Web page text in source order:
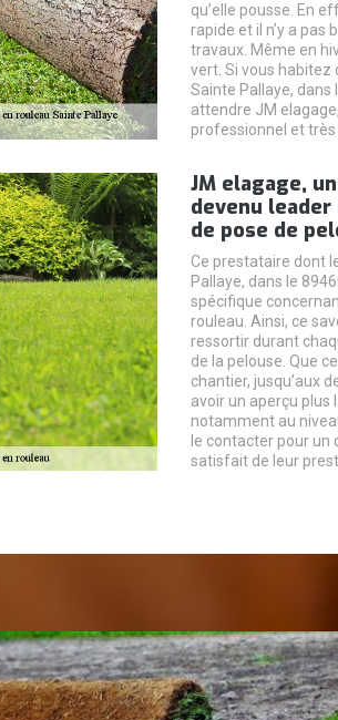
qu’elle pousse. En
rapide et il n’y a pas
travaux. Même en
vert. Si vous habitez
Sainte Pallaye, dans
attendre JM
professionnel et
JM elagage,
devenu leader
de pose de
Ce prestataire dont
Pallaye, dans le
spécifique
rouleau. Ainsi, ce
ressortir durant
de la pelouse. Que
chantier, jusqu’aux
avoir un aperçu plus
notamment au
le contacter pour un
satisfait de leur